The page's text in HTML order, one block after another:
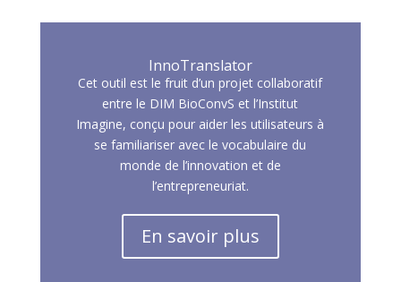
InnoTranslator
Cet outil est le fruit d’un projet collaboratif
entre le DIM BioConvS et l’Institut
Imagine, conçu pour aider les utilisateurs à
se familiariser avec le vocabulaire du
monde de l’innovation et de
l’entrepreneuriat.
En savoir plus